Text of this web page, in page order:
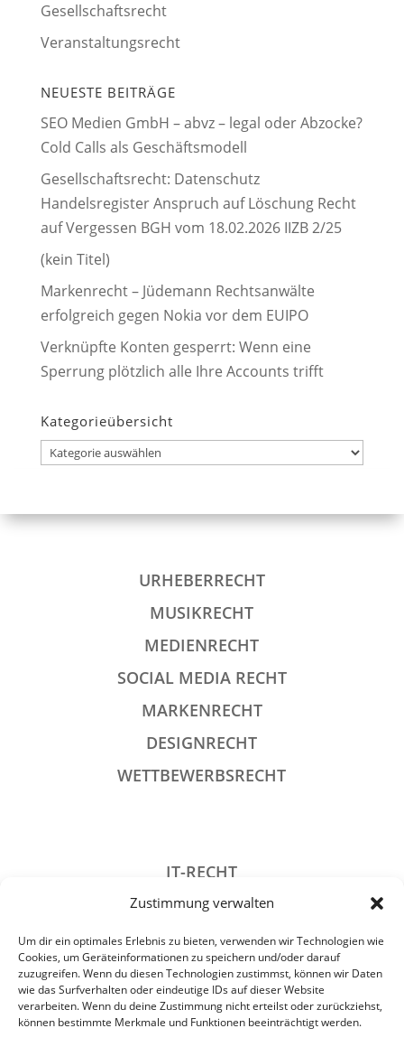
Zustimmung verwalten
Um dir ein optimales Erlebnis zu bieten, verwenden wir Technologien wie
Cookies, um Geräteinformationen zu speichern und/oder darauf
zuzugreifen. Wenn du diesen Technologien zustimmst, können wir Daten
wie das Surfverhalten oder eindeutige IDs auf dieser Website
verarbeiten. Wenn du deine Zustimmung nicht erteilst oder zurückziehst,
können bestimmte Merkmale und Funktionen beeinträchtigt werden.
Gesellschaftsrecht
Veranstaltungsrecht
NEUESTE BEITRÄGE
SEO Medien GmbH – abvz – legal oder Abzocke?
Cold Calls als Geschäftsmodell
Gesellschaftsrecht: Datenschutz
Handelsregister Anspruch auf Löschung Recht
auf Vergessen BGH vom 18.02.2026 IIZB 2/25
(kein Titel)
Markenrecht – Jüdemann Rechtsanwälte
erfolgreich gegen Nokia vor dem EUIPO
Verknüpfte Konten gesperrt: Wenn eine
Sperrung plötzlich alle Ihre Accounts trifft
Kategorieübersicht
Kategorieübersicht
URHEBERRECHT
MUSIKRECHT
MEDIENRECHT
SOCIAL MEDIA RECHT
MARKENRECHT
DESIGNRECHT
WETTBEWERBSRECHT
IT-RECHT
DATENSCHUTZRECHT
STRAFRECHT
GESELLSCHAFTSRECHT
VERANSTALTUNGSRECHT